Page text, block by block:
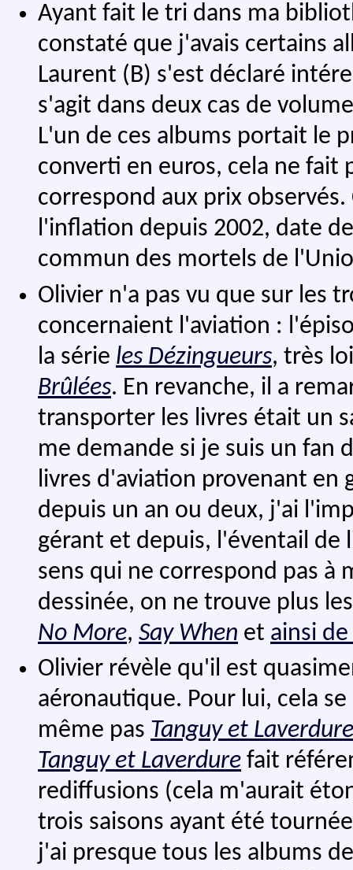
Ayant fait le tri dans ma
constaté que j'avais certains
Laurent (B) s'est déclaré
s'agit dans deux cas de
L'un de ces albums portait le
converti en euros, cela ne fait
correspond aux prix
l'inflation depuis 2002, date
commun des mortels de
Olivier n'a pas vu que sur les
concernaient l'aviation :
la série les Dézingueurs, très
Brûlées. En revanche, il a
transporter les livres était un
me demande si je suis un fan
livres d'aviation provenant en
depuis un an ou deux, j'ai
gérant et depuis, l'éventail de
sens qui ne correspond pas à
dessinée, on ne trouve plus
No More, Say When et ainsi
Olivier révèle qu'il est
aéronautique. Pour lui, cela
même pas Tanguy et Laverdure
Tanguy et Laverdure fait
rediffusions (cela m'aurait
trois saisons ayant été
j'ai presque tous les albums